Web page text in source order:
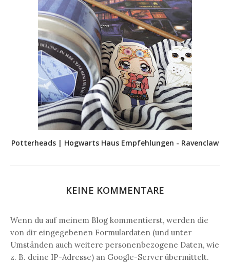
Potterheads | Hogwarts Haus Empfehlungen - Ravenclaw
KEINE KOMMENTARE
Wenn du auf meinem Blog kommentierst, werden die
von dir eingegebenen Formulardaten (und unter
Umständen auch weitere personenbezogene Daten, wie
z. B. deine IP-Adresse) an Google-Server übermittelt.